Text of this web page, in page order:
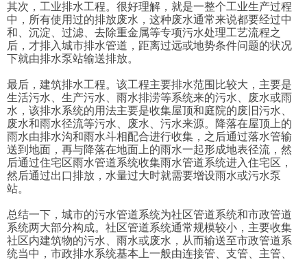
其次，工业排水工程。很好理解，就是一整个工业生产过程
中，所有使用过的排放废水，这种废水通常来说都要经过中
和、沉淀、过滤、去除重金属等专项污水处理工艺流程之
后，才排入城市排水管道，距离过远或地势条件问题的状况
下就由排水泵站输送排放。
最后，建筑排水工程。该工程主要排水范围比较大，主要是
生活污水、生产污水、雨水排涝等系统来的污水、废水或雨
水，该排水系统的用法主要是收集屋顶和庭院的废旧污水、
废水和雨水径流等污水、废水、污水来源。降落在屋顶上的
雨水由排水沟和雨水斗相配合进行收集，之后通过落水管输
送到地面，再与降落在地面上的雨水一起形成地表径流，然
后通过住宅区雨水管道系统收集雨水管道系统进入住宅区，
然后通过出口排放，水量过大时就需要增设雨水或污水泵
站。
总结一下，城市的污水管道系统为社区管道系统和市政管道
系统两大部分构成。社区管道系统通常规模较小，主要收集
社区内建筑物的污水、雨水或废水，从而输送至市政管道系
统当中，市政排水系统基本上一般由连接管、支管、主管、